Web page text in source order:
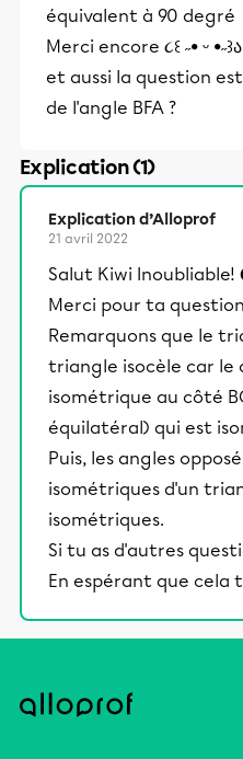
équivalent à 90 degré
Merci encore ૮꒰ ˶• ᵕ
et aussi la question
de l'angle BFA ?
Explication (1)
Explication d’Alloprof
21 avril 2022
Salut Kiwi Inoubliable!
Merci pour ta
Remarquons que le
triangle isocèle car le
isométrique au côté
équilatéral) qui est
Puis, les angles
isométriques d'un
isométriques.
Si tu as d'autres
En espérant que cela